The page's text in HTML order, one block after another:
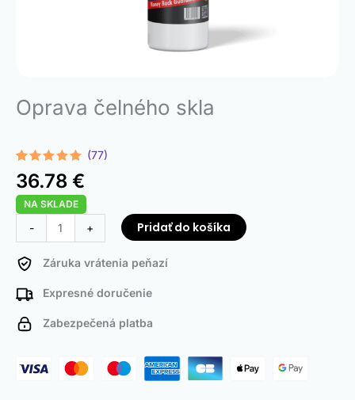
Oprava čelného skla
Hodnotenie
4.91z 5
na základe
77
zákazníckych
recenzií
(77)
36.78 €
NA SKLADE
-
množstvo
Windshield
Repair
+ Pridať do košíka
Záruka vrátenia peňazí
Expresné doručenie
Zabezpečená platba